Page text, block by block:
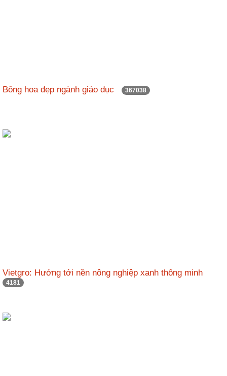
Bông hoa đẹp ngành giáo dục 367038
Vietgro: Hướng tới nền nông nghiệp xanh thông minh
4181